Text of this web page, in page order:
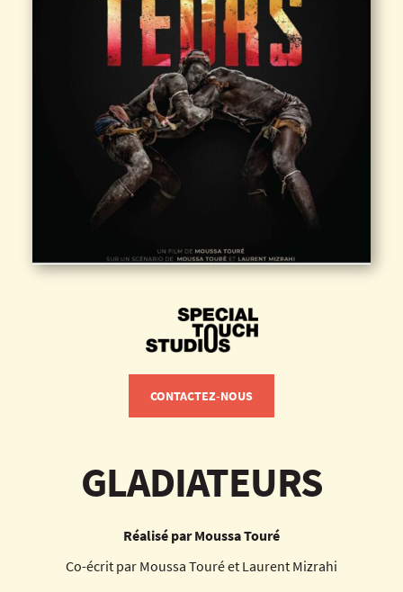
CONTACTEZ-NOUS
GLADIATEURS
Réalisé par Moussa Touré
Co-écrit par Moussa Touré et Laurent Mizrahi